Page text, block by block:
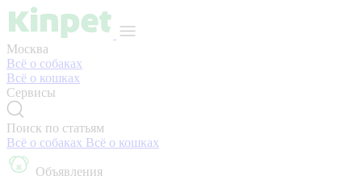
Москва
Всё о собаках
Всё о кошках
Сервисы
Поиск по статьям
Всё о собаках Всё о кошках
Объявления